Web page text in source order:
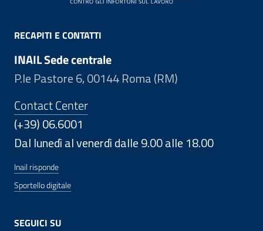
RECAPITI E CONTATTI
INAIL Sede centrale
P.le Pastore 6, 00144 Roma (RM)
Contact Center
(+39) 06.6001
Dal lunedì al venerdì dalle 9.00 alle 18.00
Inail risponde
Sportello digitale
SEGUICI SU